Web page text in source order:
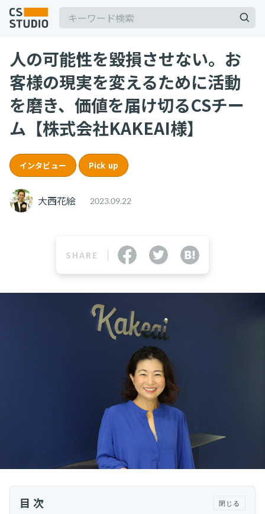
記事
サービス
カスタマーサクセス人材派遣・常駐
カスタマーサクセスBPO
既存営業 AI BPO
多言語カスタマーサポート対応
CSツール導入・運用支援
ツール選定・運用支援
Zendesk導入支援
その他ご支援​
ユーザーインタビュー
インサイドセールス代行
人の可能性を毀損させない。お
客様の現実を変えるために活動
を磨き、価値を届け切るCSチー
ム【株式会社KAKEAI様】
インタビュー Pick up
大西花絵 2023.09.22
SHARE
目次 閉じる